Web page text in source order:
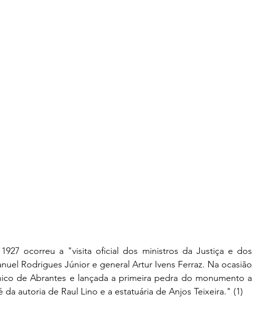
ocorreu a "visita oficial dos ministros da Justiça e dos
Rodrigues Júnior e general Artur Ivens Ferraz. Na ocasião
de Abrantes e lançada a primeira pedra do monumento a
autoria de Raul Lino e a estatuária de Anjos Teixeira." (1)